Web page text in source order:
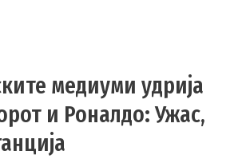
медиуми удрија
и Роналдо: Ужас,